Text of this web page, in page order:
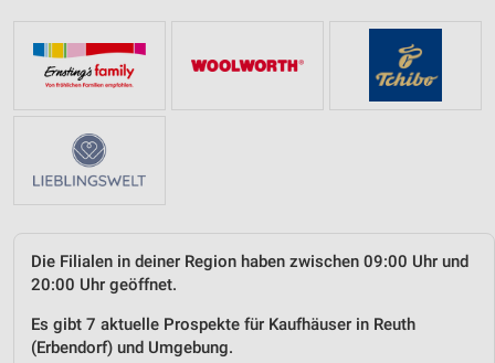
Die Filialen in deiner Region haben zwischen 09:00 Uhr und
20:00 Uhr geöffnet.
Es gibt 7 aktuelle Prospekte für Kaufhäuser in Reuth
(Erbendorf) und Umgebung.